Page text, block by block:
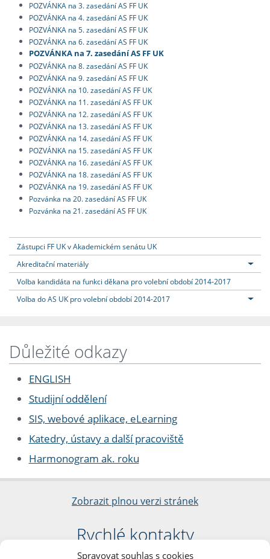
Spravovat souhlas s cookies
POZVÁNKA na 3. zasedání AS FF UK
POZVÁNKA na 4. zasedání AS FF UK
POZVÁNKA na 5. zasedání AS FF UK
POZVÁNKA na 6. zasedání AS FF UK
POZVÁNKA na 7. zasedání AS FF UK
POZVÁNKA na 8. zasedání AS FF UK
POZVÁNKA na 9. zasedání AS FF UK
POZVÁNKA na 10. zasedání AS FF UK
POZVÁNKA na 11. zasedání AS FF UK
POZVÁNKA na 12. zasedání AS FF UK
POZVÁNKA na 13. zasedání AS FF UK
POZVÁNKA na 14. zasedání AS FF UK
POZVÁNKA na 15. zasedání AS FF UK
POZVÁNKA na 16. zasedání AS FF UK
POZVÁNKA na 18. zasedání AS FF UK
POZVÁNKA na 19. zasedání AS FF UK
Pozvánka na 20. zasedání AS FF UK
Pozvánka na 21. zasedání AS FF UK
Zástupci FF UK v Akademickém senátu UK
Akreditační materiály
Volba kandidáta na funkci děkana pro volební období 2014-2017
Volba do AS UK pro volební období 2014-2017
Důležité odkazy
ENGLISH
Studijní oddělení
SIS, webové aplikace, eLearning
Katedry, ústavy a další pracoviště
Harmonogram ak. roku
Zobrazit plnou verzi stránek
Rychlé kontakty